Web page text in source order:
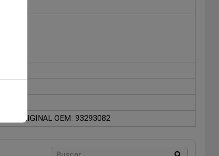
ORIGINAL OEM: 93293082